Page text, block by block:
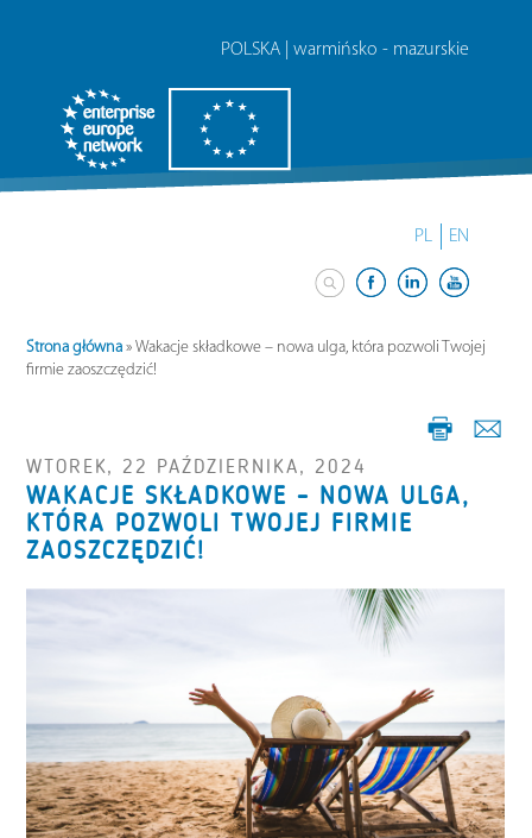
POLSKA | warmińsko - mazurskie
PL EN
Strona główna »Wakacje składkowe – nowa ulga, która pozwoli Twojej
firmie zaoszczędzić!
WTOREK, 22 PAŹDZIERNIKA, 2024
WAKACJE SKŁADKOWE – NOWA ULGA,
KTÓRA POZWOLI TWOJEJ FIRMIE
ZAOSZCZĘDZIĆ!